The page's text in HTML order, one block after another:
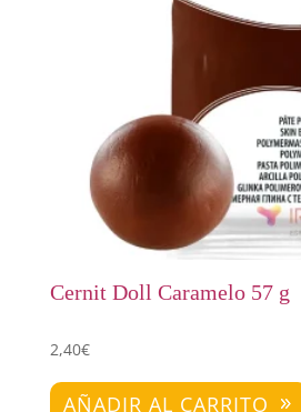
Cernit Doll Caramelo 57 g
2,40€
AÑADIR AL CARRITO